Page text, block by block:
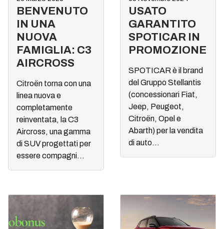
BENVENUTO
IN UNA
NUOVA
FAMIGLIA: C3
AIRCROSS
Citroën torna con una
linea nuova e
completamente
reinventata, la C3
Aircross, una gamma
di SUV progettati per
essere compagni...
USATO
GARANTITO
SPOTICAR IN
PROMOZIONE
SPOTICAR è il brand
del Gruppo Stellantis
(concessionari Fiat,
Jeep, Peugeot,
Citroën, Opel e
Abarth) per la vendita
di auto...